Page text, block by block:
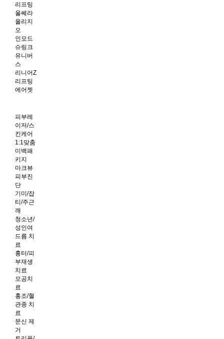
리프팅
울쎄라
올리지
오
인모드
슈링크
유니버
스
리니어Z
리프팅
에어젯
피부레
이저/스
킨케어
1:1맞춤
미백패
키지
마크뷰
피부진
단
기미/잡
티/주근
깨
청소년/
성인여
드름 치
료
흉터/피
부재생
치료
모공치
료
홍조/혈
관종 치
료
문신 제
거